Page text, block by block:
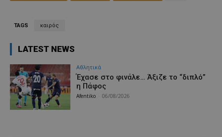
TAGS καιρός
LATEST NEWS
Αθλητικά
Έχασε στο φινάλε… Άξιζε το “διπλό”
η Πάφος
Afentiko 06/08/2026